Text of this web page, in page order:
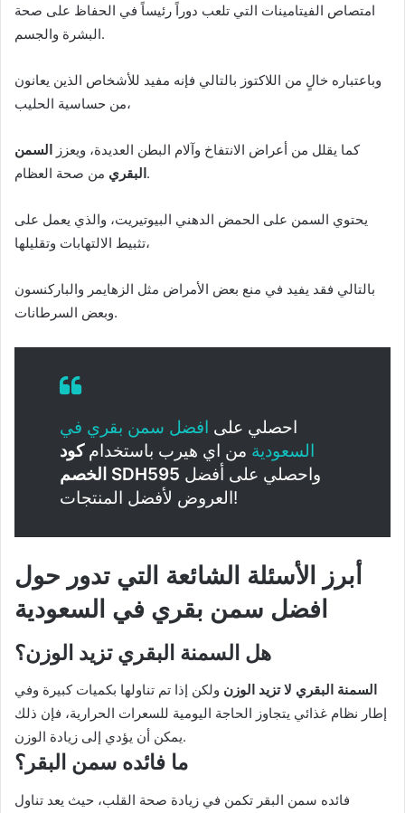
امتصاص الفيتامينات التي تلعب دوراً رئيساً في الحفاظ على صحة
البشرة والجسم.
وباعتباره خالٍ من اللاكتوز بالتالي فإنه مفيد للأشخاص الذين يعانون
من حساسية الحليب،
كما يقلل من أعراض الانتفاخ وآلام البطن العديدة، ويعزز
السمن
البقري من صحة العظام.
يحتوي السمن على الحمض الدهني البيوتيريت، والذي يعمل على
تثبيط الالتهابات وتقليلها،
بالتالي فقد يفيد في منع بعض الأمراض مثل الزهايمر والباركنسون
وبعض السرطانات.
احصلي على افضل سمن بقري في
السعودية من اي هيرب باستخدامكود
الخصم SDH595
العروض لأفضل المنتجات!
أبرز الأسئلة الشائعة التي تدور حول
افضل سمن بقري في السعودية
هل السمنة البقري تزيد الوزن؟
السمنة البقري لا تزيد الوزن ولكن إذا تم تناولها بكميات كبيرة وفي
إطار نظام غذائي يتجاوز الحاجة اليومية للسعرات الحرارية، فإن ذلك
يمكن أن يؤدي إلى زيادة الوزن.
ما فائده سمن البقر؟
فائده سمن البقر تكمن في زيادة صحة القلب، حيث يعد تناول